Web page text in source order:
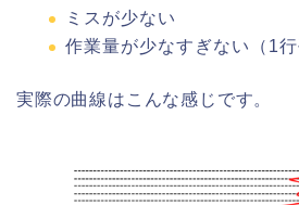
ミスが少ない
作業量が少なすぎない（1行
実際の曲線はこんな感じです。